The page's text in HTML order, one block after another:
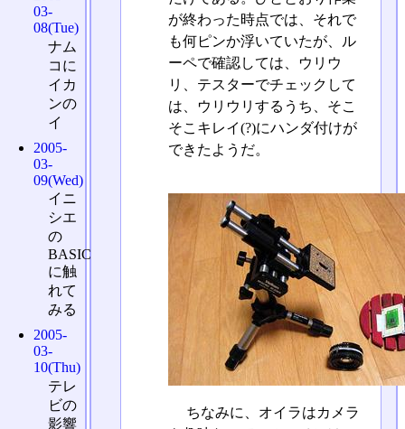
が終わった時点では、それで
も何ピンか浮いていたが、ル
ーペで確認しては、ウリウ
リ、テスターでチェックして
は、ウリウリするうち、そこ
そこキレイ(?)にハンダ付けが
できたようだ。
ちなみに、オイラはカメラ
03-
08(Tue)
ナム
コに
イカ
ンの
イ
2005-
03-
09(Wed)
イニ
シエ
の
BASIC
に触
れて
みる
2005-
03-
10(Thu)
テレ
ビの
影響